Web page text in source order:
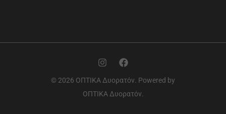
© 2026 ΟΠΤΙΚΑ Δυορατόν. Powered by
ΟΠΤΙΚΑ Δυορατόν.